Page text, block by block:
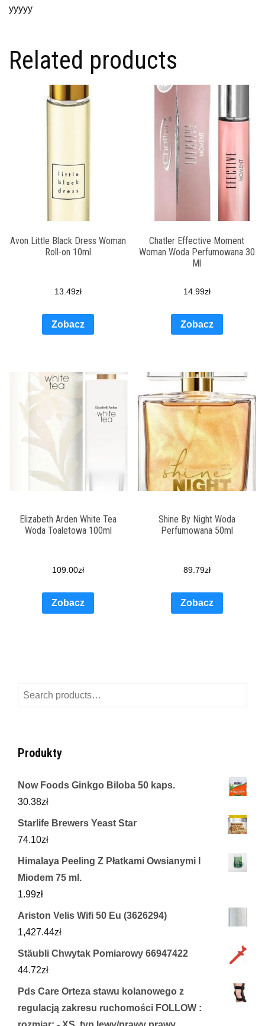
yyyyy
Related products
Avon Little Black Dress Woman
Roll-on 10ml
13.49zł
Zobacz
Chatler Effective Moment
Woman Woda Perfumowana 30
Ml
14.99zł
Zobacz
Elizabeth Arden White Tea
Woda Toaletowa 100ml
109.00zł
Zobacz
Shine By Night Woda
Perfumowana 50ml
89.79zł
Zobacz
Search
for:
Produkty
Now Foods Ginkgo Biloba 50 kaps.
30.38zł
Starlife Brewers Yeast Star
74.10zł
Himalaya Peeling Z Płatkami Owsianymi I
Miodem 75 ml.
1.99zł
Ariston Velis Wifi 50 Eu (3626294)
1,427.44zł
Stäubli Chwytak Pomiarowy 66947422
44.72zł
Pds Care Orteza stawu kolanowego z
regulacją zakresu ruchomości FOLLOW :